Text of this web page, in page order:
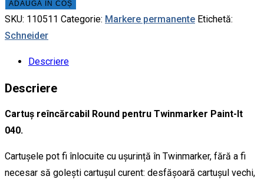
ADAUGĂ ÎN COȘ
SKU: 110511 Categorie: Markere permanente Etichetă:
Schneider
Descriere
Descriere
Cartuș reîncărcabil Round pentru Twinmarker Paint-It
040.
Cartușele pot fi înlocuite cu ușurință în Twinmarker, fără a fi
necesar să golești cartușul curent: desfășoară cartușul vechi,